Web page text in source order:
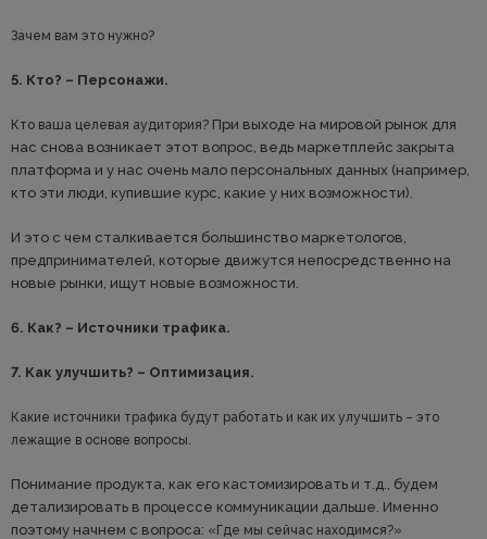
Зачем вам это нужно?
5. Кто? – Персонажи.
Кто ваша целевая аудитория? При выходе на мировой рынок для
нас снова возникает этот вопрос, ведь маркетплейс закрыта
платформа и у нас очень мало персональных данных (например,
кто эти люди, купившие курс, какие у них возможности).
И это с чем сталкивается большинство маркетологов,
предпринимателей, которые движутся непосредственно на
новые рынки, ищут новые возможности.
6. Как? – Источники трафика.
7. Как улучшить? – Оптимизация.
Какие источники трафика будут работать и как их улучшить – это
лежащие в основе вопросы.
Понимание продукта, как его кастомизировать и т.д., будем
детализировать в процессе коммуникации дальше. Именно
поэтому начнем с вопроса: «Где мы сейчас находимся?»